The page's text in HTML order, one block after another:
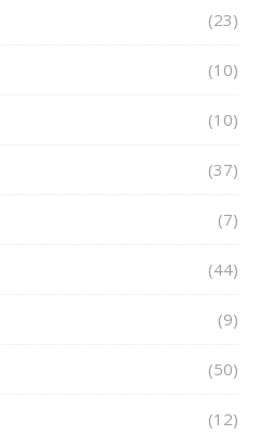
(23)
(10)
(10)
(37)
(7)
(44)
(9)
(50)
(12)